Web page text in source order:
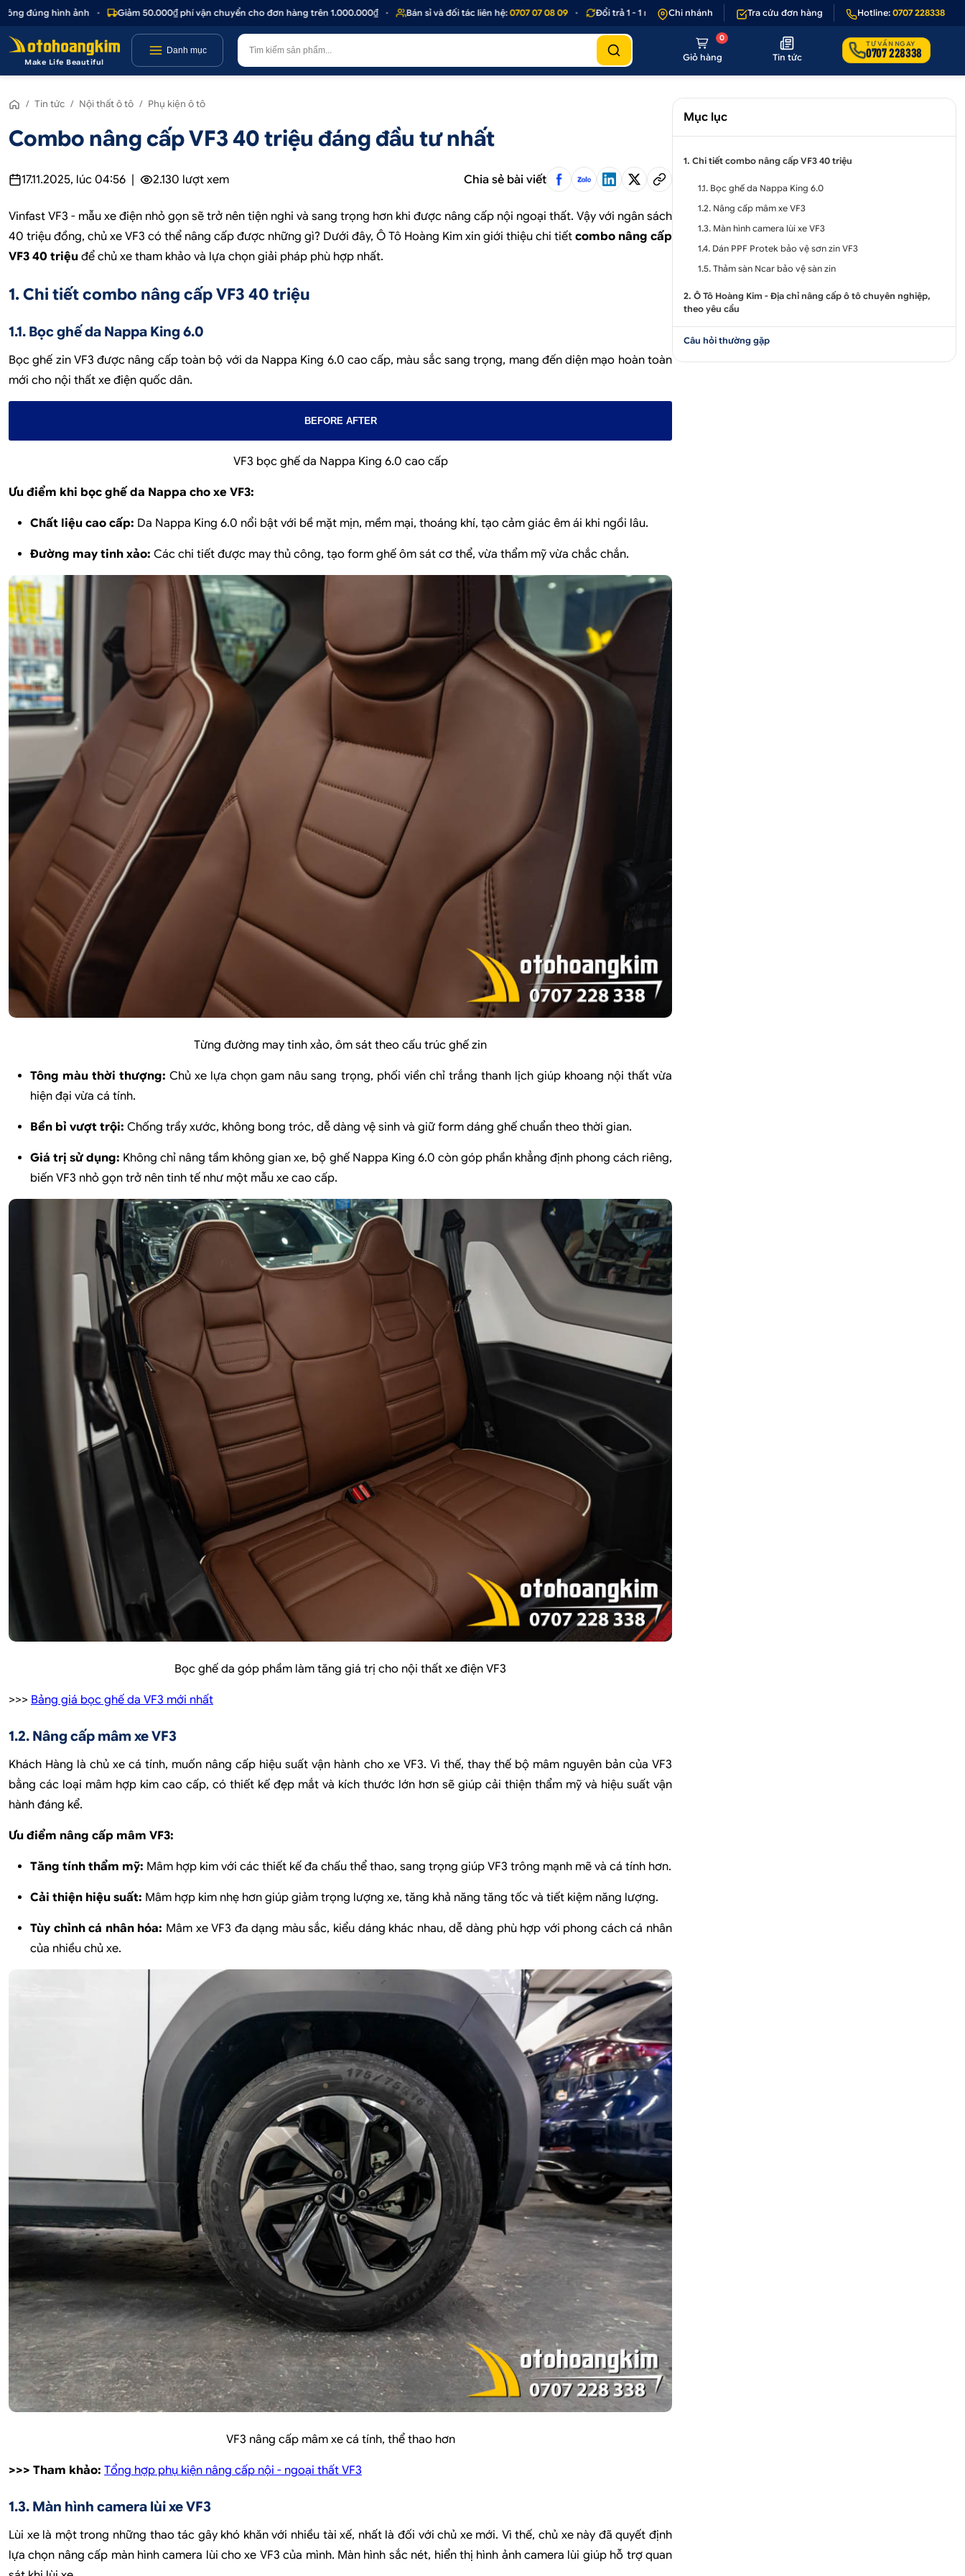
hình ảnh • Giảm 50.000₫ phí vận chuyển cho đơn hàng trên 1.000.000₫ • Bán sỉ và đối tác liên hệ:0707 07 08 09 • Đổi trả 1 - 1 nếu sản phẩm lỗi hoặc không đúng hình ảnh • Giảm 50.000₫ phí vận
Chi nhánh Tra cứu đơn hàng Hotline: 0707 228338
Make Life Beautiful
Danh mục
Giỏ hàng
0
Tin tức
TƯ VẤN NGAY
0707 228338
/ Tin tức / Nội thất ô tô / Phụ kiện ô tô
Combo nâng cấp VF3 40 triệu đáng đầu tư nhất
17.11.2025, lúc 04:56 | 2.130 lượt xem Chia sẻ bài viết
Vinfast VF3 - mẫu xe điện nhỏ gọn sẽ trở nên tiện nghi và sang trọng hơn khi được nâng cấp nội ngoại thất. Vậy với ngân sách
40 triệu đồng, chủ xe VF3 có thể nâng cấp được những gì? Dưới đây, Ô Tô Hoàng Kim xin giới thiệu chi tiết combo nâng cấp
VF3 40 triệu để chủ xe tham khảo và lựa chọn giải pháp phù hợp nhất.
1. Chi tiết combo nâng cấp VF3 40 triệu
1.1. Bọc ghế da Nappa King 6.0
Bọc ghế zin VF3 được nâng cấp toàn bộ với da Nappa King 6.0 cao cấp, màu sắc sang trọng, mang đến diện mạo hoàn toàn
mới cho nội thất xe điện quốc dân.
BEFORE AFTER
VF3 bọc ghế da Nappa King 6.0 cao cấp
Ưu điểm khi bọc ghế da Nappa cho xe VF3:
Chất liệu cao cấp: Da Nappa King 6.0 nổi bật với bề mặt mịn, mềm mại, thoáng khí, tạo cảm giác êm ái khi ngồi lâu.
Đường may tinh xảo: Các chi tiết được may thủ công, tạo form ghế ôm sát cơ thể, vừa thẩm mỹ vừa chắc chắn.
Từng đường may tinh xảo, ôm sát theo cấu trúc ghế zin
Tông màu thời thượng: Chủ xe lựa chọn gam nâu sang trọng, phối viền chỉ trắng thanh lịch giúp khoang nội thất vừa
hiện đại vừa cá tính.
Bền bỉ vượt trội: Chống trầy xước, không bong tróc, dễ dàng vệ sinh và giữ form dáng ghế chuẩn theo thời gian.
Giá trị sử dụng: Không chỉ nâng tầm không gian xe, bộ ghế Nappa King 6.0 còn góp phần khẳng định phong cách riêng,
biến VF3 nhỏ gọn trở nên tinh tế như một mẫu xe cao cấp.
Bọc ghế da góp phầm làm tăng giá trị cho nội thất xe điện VF3
>>> Bảng giá bọc ghế da VF3 mới nhất
1.2. Nâng cấp mâm xe VF3
Khách Hàng là chủ xe cá tính, muốn nâng cấp hiệu suất vận hành cho xe VF3. Vì thế, thay thế bộ mâm nguyên bản của VF3
bằng các loại mâm hợp kim cao cấp, có thiết kế đẹp mắt và kích thước lớn hơn sẽ giúp cải thiện thẩm mỹ và hiệu suất vận
hành đáng kể.
Ưu điểm nâng cấp mâm VF3:
Tăng tính thẩm mỹ: Mâm hợp kim với các thiết kế đa chấu thể thao, sang trọng giúp VF3 trông mạnh mẽ và cá tính hơn.
Cải thiện hiệu suất: Mâm hợp kim nhẹ hơn giúp giảm trọng lượng xe, tăng khả năng tăng tốc và tiết kiệm năng lượng.
Tùy chỉnh cá nhân hóa: Mâm xe VF3 đa dạng màu sắc, kiểu dáng khác nhau, dễ dàng phù hợp với phong cách cá nhân
của nhiều chủ xe.
VF3 nâng cấp mâm xe cá tính, thể thao hơn
>>> Tham khảo: Tổng hợp phụ kiện nâng cấp nội - ngoại thất VF3
1.3. Màn hình camera lùi xe VF3
Lùi xe là một trong những thao tác gây khó khăn với nhiều tài xế, nhất là đối với chủ xe mới. Vì thế, chủ xe này đã quyết định
lựa chọn nâng cấp màn hình camera lùi cho xe VF3 của mình. Màn hình sắc nét, hiển thị hình ảnh camera lùi giúp hỗ trợ quan
Mục lục
1. Chi tiết combo nâng cấp VF3 40 triệu
1.1. Bọc ghế da Nappa King 6.0
1.2. Nâng cấp mâm xe VF3
1.3. Màn hình camera lùi xe VF3
1.4. Dán PPF Protek bảo vệ sơn zin VF3
1.5. Thảm sàn Ncar bảo vệ sàn zin
2. Ô Tô Hoàng Kim - Địa chỉ nâng cấp ô tô chuyên nghiệp,
theo yêu cầu
Câu hỏi thường gặp